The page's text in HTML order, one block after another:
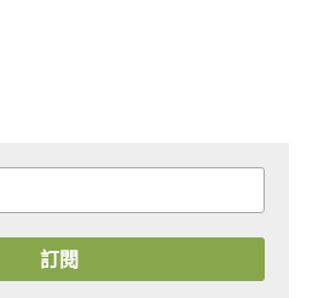
訂閱